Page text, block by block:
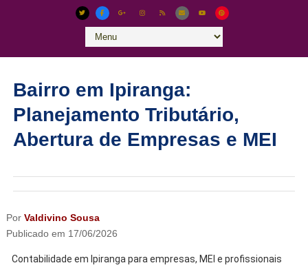
Bairro em Ipiranga:
Planejamento Tributário,
Abertura de Empresas e MEI
Por Valdivino Sousa
Publicado em 17/06/2026
Contabilidade em Ipiranga para empresas, MEI e profissionais